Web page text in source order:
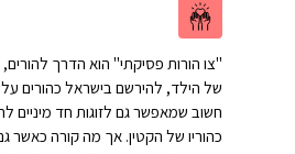
"צו הורות פסיקתי" הוא הדרך להורים,
של הילד, להירשם בישראל כהורים על
חשוב שמאפשר גם לזוגות חד מיניים
כהוריו של הקטין. אך מה קורה כאשר